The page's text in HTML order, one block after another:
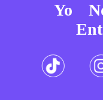
Yo